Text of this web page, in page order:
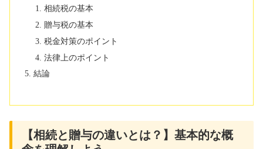
相続税の基本
贈与税の基本
税金対策のポイント
法律上のポイント
結論
【相続と贈与の違いとは？】基本的な概